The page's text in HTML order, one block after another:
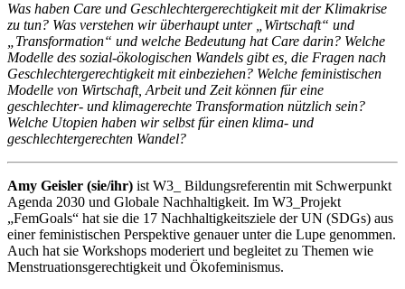
Was haben Care und Geschlechtergerechtigkeit mit der Klimakrise
zu tun? Was verstehen wir überhaupt unter „Wirtschaft“ und
„Transformation“ und welche Bedeutung hat Care darin? Welche
Modelle des sozial-ökologischen Wandels gibt es, die Fragen nach
Geschlechtergerechtigkeit mit einbeziehen? Welche feministischen
Modelle von Wirtschaft, Arbeit und Zeit können für eine
geschlechter- und klimagerechte Transformation nützlich sein?
Welche Utopien haben wir selbst für einen klima- und
geschlechtergerechten Wandel?
Amy Geisler (sie/ihr) ist W3_ Bildungsreferentin mit Schwerpunkt
Agenda 2030 und Globale Nachhaltigkeit. Im W3_Projekt
„FemGoals“ hat sie die 17 Nachhaltigkeitsziele der UN (SDGs) aus
einer feministischen Perspektive genauer unter die Lupe genommen.
Auch hat sie Workshops moderiert und begleitet zu Themen wie
Menstruationsgerechtigkeit und Ökofeminismus.